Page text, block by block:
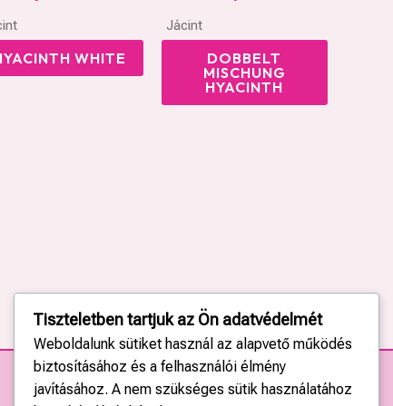
WHITE
Jácint
DOBBELT
MISCHUNG
HYACINTH
Tiszteletben tartjuk az Ön adatvédelmét
Weboldalunk sütiket használ az alapvető működés
biztosításához és a felhasználói élmény
javításához. A nem szükséges sütik használatához